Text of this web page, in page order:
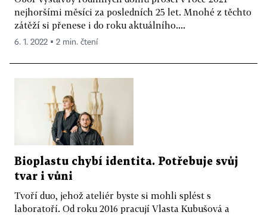
nejhoršími měsíci za posledních 25 let. Mnohé z těchto
zátěží si přenese i do roku aktuálního....
6. 1. 2022 ▪ 2 min. čtení
Bioplastu chybí identita. Potřebuje svůj
tvar i vůni
Tvoří duo, jehož ateliér byste si mohli splést s
laboratoří. Od roku 2016 pracují Vlasta Kubušová a